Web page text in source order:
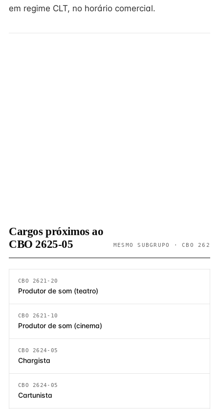
em regime CLT, no horário comercial.
Cargos próximos ao
CBO 2625-05
MESMO SUBGRUPO · CBO 262
CBO 2621-20
Produtor de som (teatro)
CBO 2621-10
Produtor de som (cinema)
CBO 2624-05
Chargista
CBO 2624-05
Cartunista